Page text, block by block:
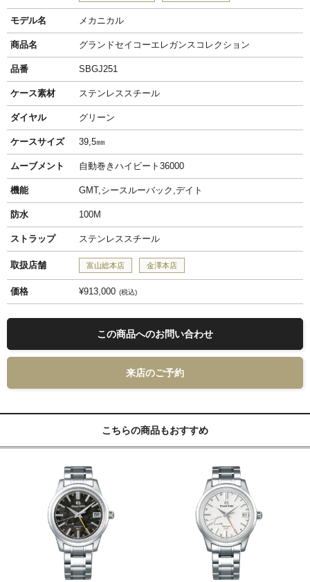
モデル名 メカニカル
商品名 グランドセイコーエレガンスコレクション
品番 SBGJ251
ケース素材 ステンレススチール
ダイヤル グリーン
ケースサイズ 39,5㎜
ムーブメント 自動巻きハイビート36000
機能 GMT,シースルーバック,デイト
防水 100M
ストラップ ステンレススチール
取扱店舗 富山総本店 金澤本店
価格 ¥913,000 税込
この商品へのお問い合わせ
来店のご予約
こちらの商品もおすすめ